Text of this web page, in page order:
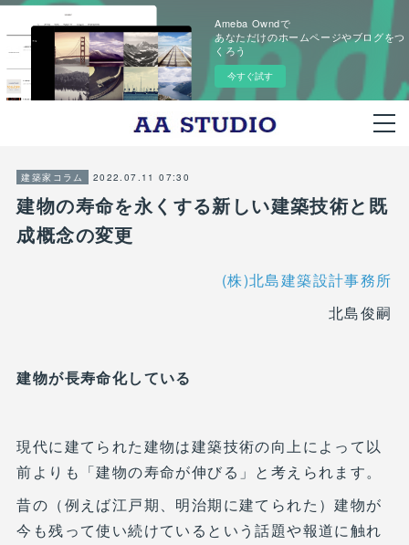
Ameba Owndで
あなただけのホームページやブログをつ
くろう
今すぐ試す
建築家コラム 2022.07.11 07:30
建物の寿命を永くする新しい建築技術と既
成概念の変更
(株)北島建築設計事務所
北島俊嗣
建物が長寿命化している
現代に建てられた建物は建築技術の向上によって以
前よりも「建物の寿命が伸びる」と考えられます。
昔の（例えば江戸期、明治期に建てられた）建物が
今も残って使い続けているという話題や報道に触れ